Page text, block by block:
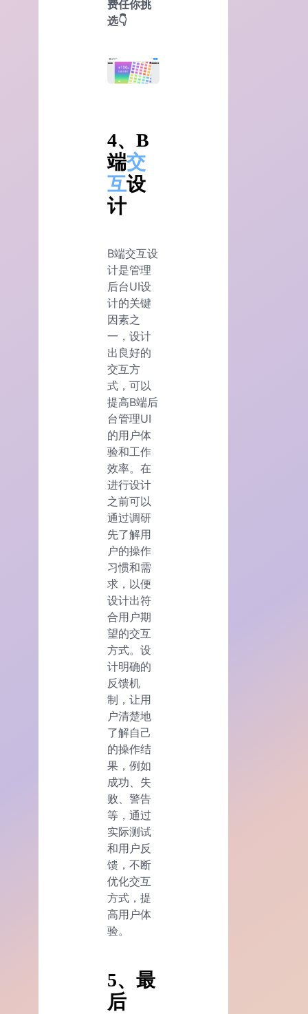
费任你挑
选👇
4、B
端交
互设
计
B端交互设
计是管理
后台UI设
计的关键
因素之
一，设计
出良好的
交互方
式，可以
提高B端后
台管理UI
的用户体
验和工作
效率。在
进行设计
之前可以
通过调研
先了解用
户的操作
习惯和需
求，以便
设计出符
合用户期
望的交互
方式。设
计明确的
反馈机
制，让用
户清楚地
了解自己
的操作结
果，例如
成功、失
败、警告
等，通过
实际测试
和用户反
馈，不断
优化交互
方式，提
高用户体
验。
5、最
后